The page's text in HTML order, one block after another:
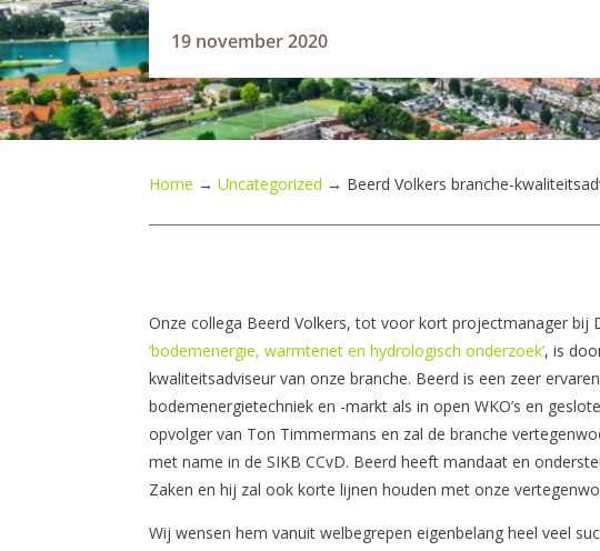
19 november 2020
Home →Uncategorized → Beerd Volkers branche-
Onze collega Beerd Volkers, tot voor kort projectmanager
‘bodemenergie, warmtenet en hydrologisch onderzoek’, is
kwaliteitsadviseur van onze branche. Beerd is een zeer
bodemenergietechniek en -markt als in open WKO’s en
opvolger van Ton Timmermans en zal de branche
met name in de SIKB CCvD. Beerd heeft mandaat en
Zaken en hij zal ook korte lijnen houden met onze
Wij wensen hem vanuit welbegrepen eigenbelang heel veel